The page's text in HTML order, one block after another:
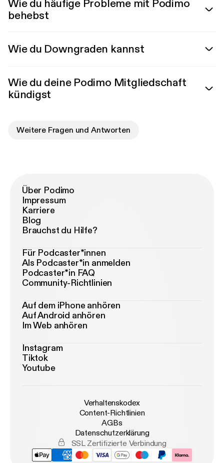
Wie du häufige Probleme mit Podimo
behebst
Wie du Downgraden kannst
Wie du deine Podimo Mitgliedschaft
kündigst
Weitere Fragen und Antworten
Über Podimo
Impressum
Karriere
Blog
Brauchst du Hilfe?
Für Podcaster*innen
Als Podcaster*in anmelden
Podcaster*in FAQ
Community-Richtlinien
Auf dem iPhone anhören
Auf Android anhören
Im Web anhören
Instagram
Tiktok
Youtube
Verhaltenskodex
Content-Richtlinien
AGBs
Datenschutzerklärung
SSL Zertifizierte Verbindung